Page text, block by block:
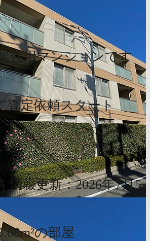
住用マンションです
査定依頼スタート
情報更新：2026年7月5
の部屋